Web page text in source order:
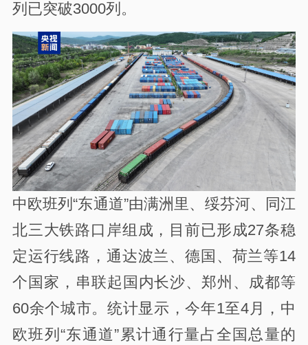
列已突破3000列。
中欧班列“东通道”由满洲里、绥芬河、同江
北三大铁路口岸组成，目前已形成27条稳
定运行线路，通达波兰、德国、荷兰等14
个国家，串联起国内长沙、郑州、成都等
60余个城市。统计显示，今年1至4月，中
欧班列“东通道”累计通行量占全国总量的